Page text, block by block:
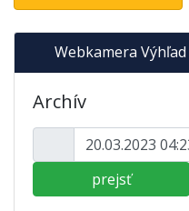
Webkamera Výhľad
Archív
prejsť